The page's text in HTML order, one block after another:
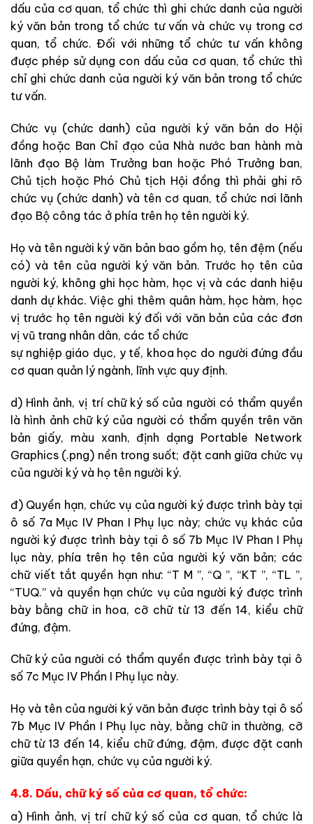
dấu của cơ quan, tổ chức thì ghi chức danh của người
ký văn bản trong tổ chức tư vấn và chức vụ trong cơ
quan, tổ chức. Đối với những tổ chức tư vấn không
được phép sử dụng con dấu của cơ quan, tổ chức thì
chỉ ghi chức danh của người ký văn bản trong tổ chức
tư vấn.
Chức vụ (chức danh) của người ký văn bản do Hội
đồng hoặc Ban Chỉ đạo của Nhà nước ban hành mà
lãnh đạo Bộ làm Trưởng ban hoặc Phó Trưởng ban,
Chủ tịch hoặc Phó Chủ tịch Hội đồng thì phải ghi rõ
chức vụ (chức danh) và tên cơ quan, tổ chức nơi lãnh
đạo Bộ công tác ở phía trên họ tên người ký.
Họ và tên người ký văn bản bao gồm họ, tên đệm (nếu
có) và tên của người ký văn bản. Trước họ tên của
người ký, không ghi học hàm, học vị và các danh hiệu
danh dự khác. Việc ghi thêm quân hàm, học hàm, học
vị trước họ tên người ký đối với văn bản của các đơn
vị vũ trang nhân dân, các tổ chức
sự nghiệp giáo dục, y tế, khoa học do người đứng đầu
cơ quan quản lý ngành, lĩnh vực quy định.
d) Hình ảnh, vị trí chữ ký số của người có thẩm quyền
là hình ảnh chữ ký của người có thẩm quyền trên văn
bản giấy, màu xanh, định dạng Portable Network
Graphics (.png) nền trong suốt; đặt canh giữa chức vụ
của người ký và họ tên người ký.
đ) Quyền hạn, chức vụ của người ký được trình bày tại
ô số 7a Mục IV Phan I Phụ lục này; chức vụ khác của
người ký được trình bày tại ô số 7b Mục IV Phan I Phụ
lục này, phía trên họ tên của người ký văn bản; các
chữ viết tắt quyền hạn như: “T M ”, “Q ”, “KT ”, “TL ”,
“TUQ.” và quyền hạn chức vụ của người ký được trình
bày bằng chữ in hoa, cỡ chữ từ 13 đến 14, kiểu chữ
đứng, đậm.
Chữ ký của người có thẩm quyền được trình bày tại ô
số 7c Mục IV Phần I Phụ lục này.
Họ và tên của người ký văn bản được trình bày tại ô số
7b Mục IV Phần I Phụ lục này, bằng chữ in thường, cỡ
chữ từ 13 đến 14, kiểu chữ đứng, đậm, được đặt canh
giữa quyền hạn, chức vụ của người ký.
4.8. Dấu, chữ ký số của cơ quan, tổ chức:
a) Hình ảnh, vị trí chữ ký số của cơ quan, tổ chức là